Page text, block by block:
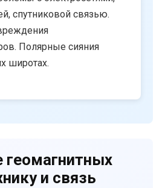
спутниковой связью.
Полярные сияния
широтах.
и связь